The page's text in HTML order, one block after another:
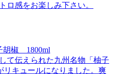
ロ感をお楽しみ下さい。
胡椒 1800ml
て伝えられた九州名物「柚子
リキュールになりました。爽